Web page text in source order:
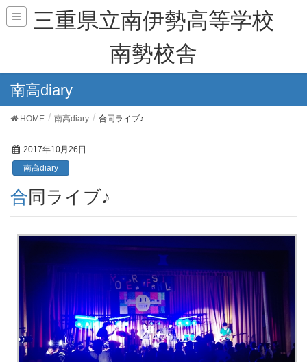
三重県立南伊勢高等学校
南勢校舎
南高diary
HOME 南高diary 合同ライブ♪
2017年10月26日
南高diary
合同ライブ♪